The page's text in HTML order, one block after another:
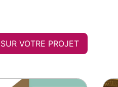
VOTRE PROJET